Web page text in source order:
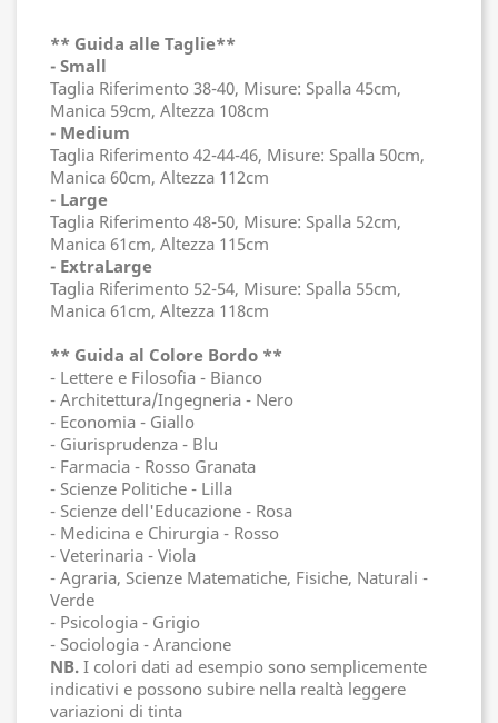
** Guida alle Taglie**
- Small
Taglia Riferimento 38-40, Misure: Spalla 45cm,
Manica 59cm, Altezza 108cm
- Medium
Taglia Riferimento 42-44-46, Misure: Spalla 50cm,
Manica 60cm, Altezza 112cm
- Large
Taglia Riferimento 48-50, Misure: Spalla 52cm,
Manica 61cm, Altezza 115cm
- ExtraLarge
Taglia Riferimento 52-54, Misure: Spalla 55cm,
Manica 61cm, Altezza 118cm
** Guida al Colore Bordo **
- Lettere e Filosofia - Bianco
- Architettura/Ingegneria - Nero
- Economia - Giallo
- Giurisprudenza - Blu
- Farmacia - Rosso Granata
- Scienze Politiche - Lilla
- Scienze dell'Educazione - Rosa
- Medicina e Chirurgia - Rosso
- Veterinaria - Viola
- Agraria, Scienze Matematiche, Fisiche, Naturali -
Verde
- Psicologia - Grigio
- Sociologia - Arancione
NB. I colori dati ad esempio sono semplicemente
indicativi e possono subire nella realtà leggere
variazioni di tinta